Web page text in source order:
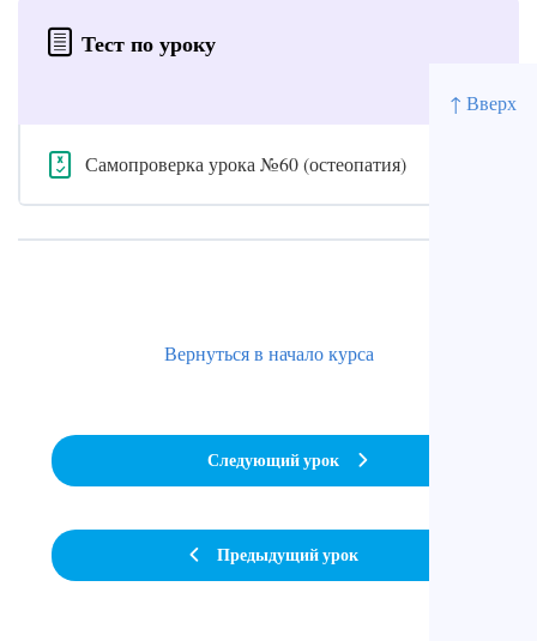
↑ Вверх
Тест по уроку
Самопроверка урока №60 (остеопатия)
Предыдущий урок
Вернуться в начало курса
Следующий урок